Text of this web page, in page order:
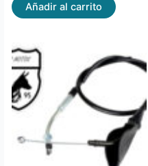
Añadir al carrito